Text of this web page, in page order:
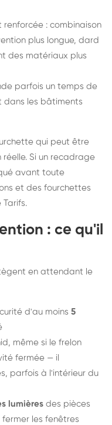
renforcée : combinaison
plus longue, dard
des matériaux plus
parfois un temps de
dans les bâtiments
qui peut être
Si un recadrage
avant toute
et des fourchettes
Tarifs.
: ce qu'il
en attendant le
d'au moins 5
même si le frelon
fermée — il
parfois à l'intérieur du
lumières des pièces
les fenêtres